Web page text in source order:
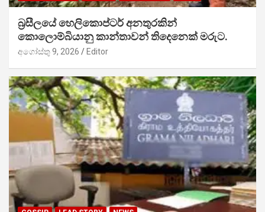
බ්‍රසීලයේ හෙලිකොප්ටර් අනතුරකින්
කොලොම්බියානු කාන්තාවන් තිදෙනෙක් මරුට.
අගෝස්තු 9, 2026 Editor